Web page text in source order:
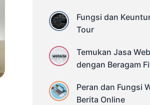
Fungsi dan
Tour
Temukan Jasa
dengan Beragam
Peran dan Fungsi
Berita Online